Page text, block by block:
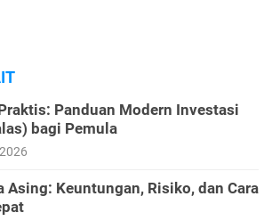
Panduan Modern Investasi
bagi Pemula
Asing: Keuntungan, Risiko, dan Cara